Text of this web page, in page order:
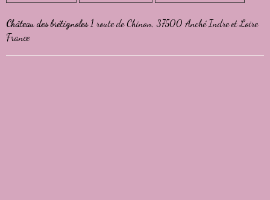
Château des brétignoles1 route de Chinon, 37500 Anché Indre et Loire
France